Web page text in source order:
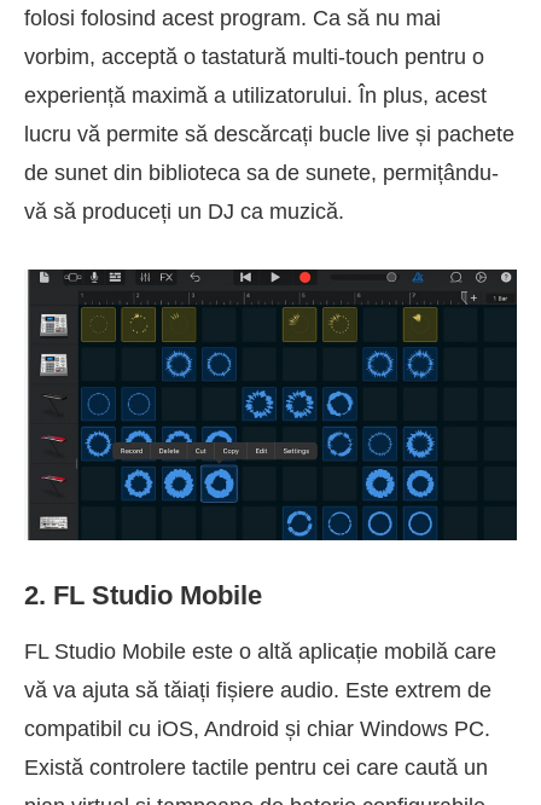
folosi folosind acest program. Ca să nu mai
vorbim, acceptă o tastatură multi-touch pentru o
experiență maximă a utilizatorului. În plus, acest
lucru vă permite să descărcați bucle live și pachete
de sunet din biblioteca sa de sunete, permițându-
vă să produceți un DJ ca muzică.
2. FL Studio Mobile
FL Studio Mobile este o altă aplicație mobilă care
vă va ajuta să tăiați fișiere audio. Este extrem de
compatibil cu iOS, Android și chiar Windows PC.
Există controlere tactile pentru cei care caută un